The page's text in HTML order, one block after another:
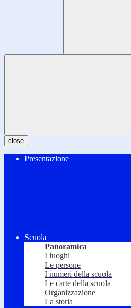
close
Presentazione
Scuola
Panoramica
I luoghi
Le persone
I numeri della scuola
Le carte della scuola
Organizzazione
La storia